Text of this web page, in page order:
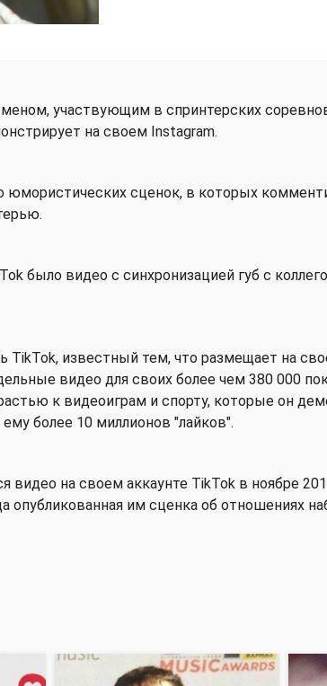
участвующим в спринтерских
на своем Instagram.
юмористических сценок, в которых
было видео с синхронизацией губ с
TikTok, известный тем, что размещает на
видео для своих более чем 380 000
к видеоиграм и спорту, которые он
более 10 миллионов "лайков".
видео на своем аккаунте TikTok в ноябре
опубликованная им сценка об отношениях